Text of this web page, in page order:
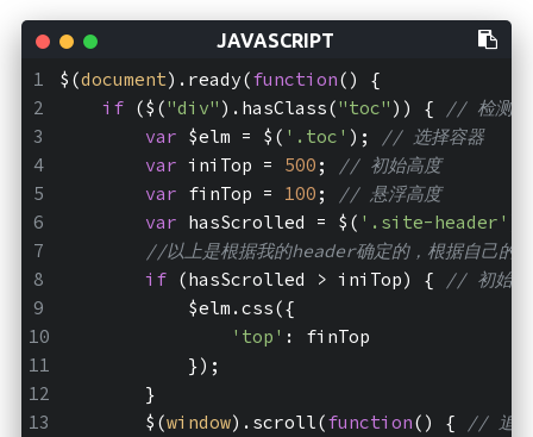
$(document).ready(function( ) {
if ($("div" ).hasClass("toc" )) {
// 检测是
var $elm = $( '.toc' );
// 选择容器
var iniTop = 500 ;
// 初始高度
var finTop = 100 ;
// 悬浮高度
var hasScrolled = $( '.site-header'
//以上是根据我的header确定的，根据自己的
if (hasScrolled > iniTop) {
// 初始定
            $elm.css({
'top' : finTop
            });
        }
        $(
window).scroll(function( ) {
// 追踪